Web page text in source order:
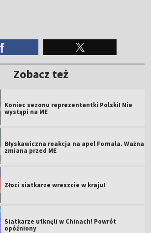
Zobacz też
Koniec sezonu reprezentantki Polski! Nie
wystąpi na ME
Błyskawiczna reakcja na apel Fornala. Ważna
zmiana przed ME
Złoci siatkarze wreszcie w kraju!
Siatkarze utknęli w Chinach! Powrót
opóźniony